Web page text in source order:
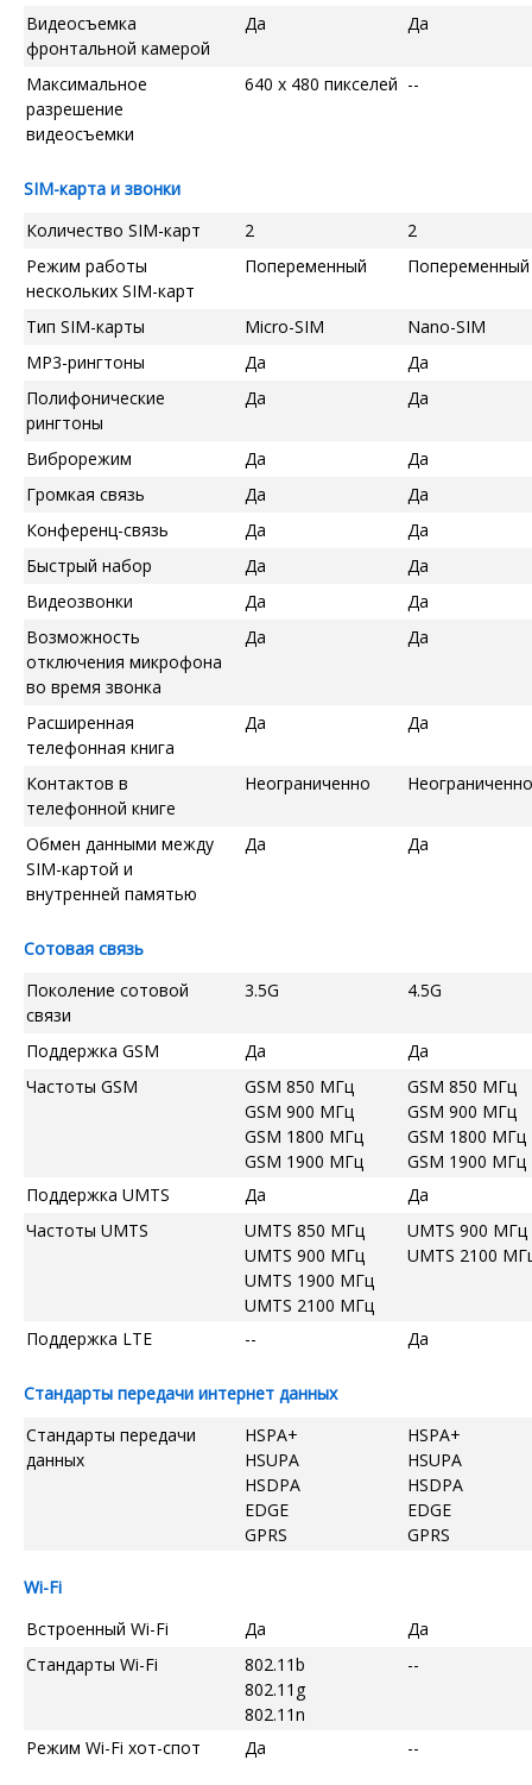
Видеосъемка
фронтальной камерой
Да Да
Максимальное
разрешение
видеосъемки
640 x 480 пикселей --
SIM-карта и звонки
Количество SIM-карт
2
2
Режим работы
нескольких SIM-карт
Попеременный Попеременный
Тип SIM-карты Micro-SIM
Nano-SIM
MP3-рингтоны
Да
Да
Полифонические
рингтоны
Да Да
Виброрежим Да
Да
Громкая связь
Да
Да
Конференц-связь
Да
Да
Быстрый набор
Да
Да
Видеозвонки
Да
Да
Возможность
отключения микрофона
во время звонка
Да Да
Расширенная
телефонная книга
Да Да
Контактов в
телефонной книге
Неограниченно Неограниченно
Обмен данными между
SIM-картой и
внутренней памятью
Да Да
Сотовая связь
Поколение сотовой
связи
3.5G 4.5G
Поддержка GSM Да
Да
Частоты GSM
GSM 850 МГц
GSM 900 МГц
GSM 1800 МГц
GSM 1900 МГц
GSM 850 МГц
GSM 900 МГц
GSM 1800 МГц
GSM 1900 МГц
Поддержка UMTS
Да
Да
Частоты UMTS
UMTS 850 МГц
UMTS 900 МГц
UMTS 1900 МГц
UMTS 2100 МГц
UMTS 900 МГц
UMTS 2100
Поддержка LTE -- Да
Стандарты передачи интернет данных
Стандарты передачи
данных
HSPA+
HSUPA
HSDPA
EDGE
GPRS
HSPA+
HSUPA
HSDPA
EDGE
GPRS
Wi-Fi
Встроенный Wi-Fi
Да
Да
Стандарты Wi-Fi
802.11b
802.11g
802.11n
--
Режим Wi-Fi хот-спот Да --